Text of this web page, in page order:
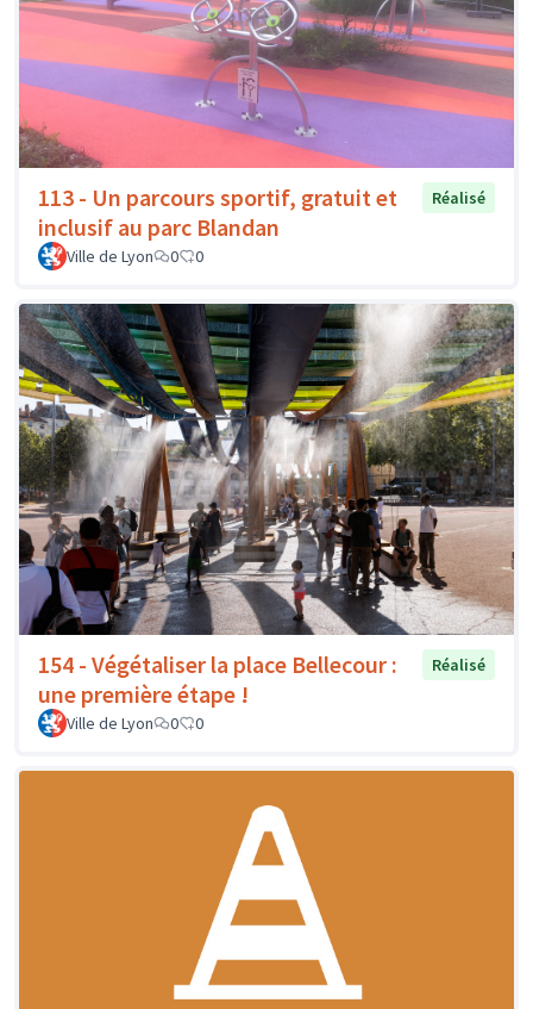
113 - Un parcours sportif, gratuit et
inclusif au parc Blandan
Réalisé
Ville de Lyon 0 0
154 - Végétaliser la place Bellecour :
une première étape !
Réalisé
Ville de Lyon 0 0